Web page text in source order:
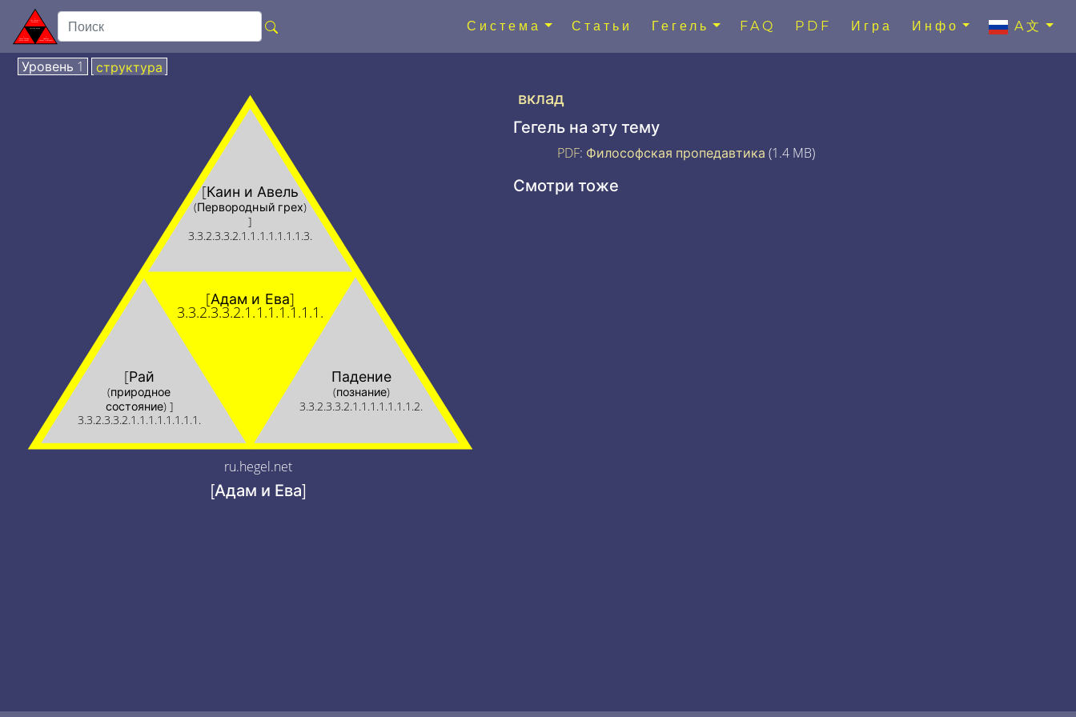
Система Статьи Гегель FAQ PDF Игра Инфо A文
Уровень 1 структура
[Адам и Ева]
3.3.2.3.3.2.1.1.1.1.1.1.1.
[Рай
(природное
состояние) ]
3.3.2.3.3.2.1.1.1.1.1.1.1.1.
Падение
(познание)
3.3.2.3.3.2.1.1.1.1.1.1.1.2.
[Каин и Авель
(Первородный грех)
]
3.3.2.3.3.2.1.1.1.1.1.1.1.3.
ru.hegel.net
[Адам и Ева]
вклад
Гегель на эту тему
PDF: Философская пропедавтика (1.4 MB)
Смотри тоже